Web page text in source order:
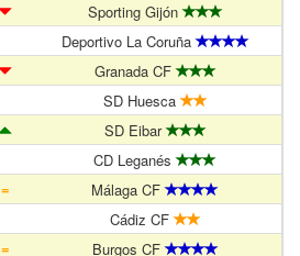
Sporting Gijón
Deportivo La Coruña
Granada CF
SD Huesca
SD Eibar
CD Leganés
=
Málaga CF
Cádiz CF
=
Burgos CF